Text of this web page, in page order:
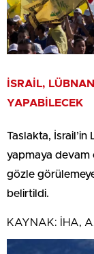
İSRAİL,
YAPABİLECEK
Taslakta, İsrail’in
yapmaya devam
gözle
belirtildi.
KAYNAK: İHA,